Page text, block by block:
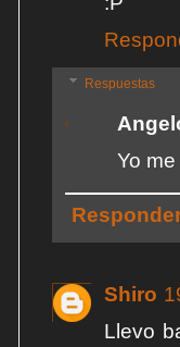
Respuestas
Yo
Shiro
Llevo